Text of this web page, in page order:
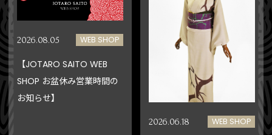
2026.08.05 WEB SHOP
【JOTARO SAITO WEB
SHOP お盆休み営業時間の
お知らせ】
2026.06.18 WEB SHOP